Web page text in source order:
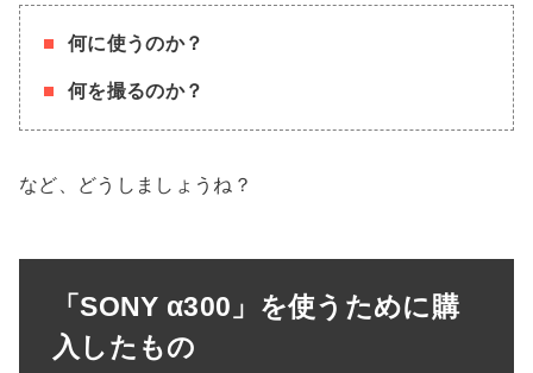
何に使うのか？
何を撮るのか？
など、どうしましょうね？
「SONY α300」を使うために購
入したもの